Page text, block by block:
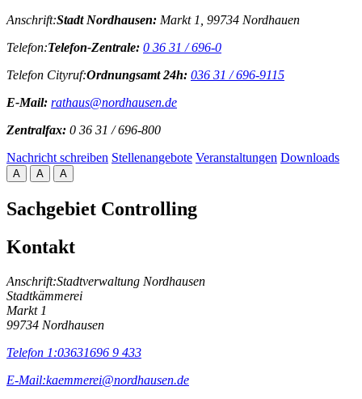
Anschrift:Stadt Nordhausen: Markt 1, 99734 Nordhauen
Telefon:Telefon-Zentrale: 0 36 31 / 696-0
Telefon Cityruf:Ordnungsamt 24h: 036 31 / 696-9115
E-Mail: rathaus@nordhausen.de
Zentralfax: 0 36 31 / 696-800
Nachricht schreiben Stellenangebote Veranstaltungen Downloads
A A A
Sachgebiet Controlling
Kontakt
Anschrift:Stadtverwaltung Nordhausen
Stadtkämmerei
Markt 1
99734 Nordhausen
Telefon 1:03631696 9 433
E-Mail:kaemmerei@nordhausen.de